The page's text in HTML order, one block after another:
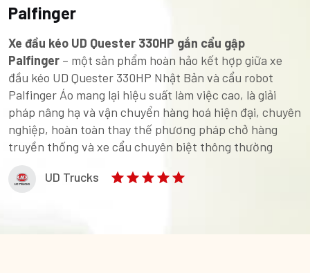
Palfinger
Xe đầu kéo UD Quester 330HP gắn cẩu gập
Palfinger – một sản phẩm hoàn hảo kết hợp giữa xe
đầu kéo UD Quester 330HP Nhật Bản và cẩu robot
Palfinger Áo mang lại hiệu suất làm việc cao, là giải
pháp nâng hạ và vận chuyển hàng hoá hiện đại, chuyên
nghiệp, hoàn toàn thay thế phương pháp chở hàng
truyền thống và xe cẩu chuyên biệt thông thường
UD Trucks